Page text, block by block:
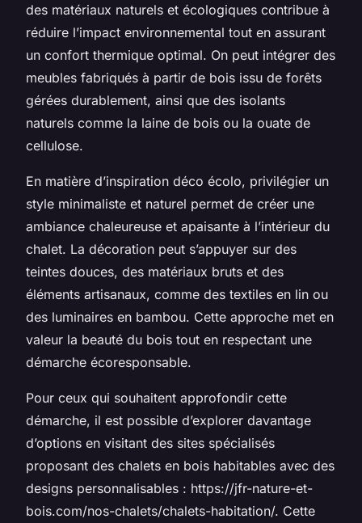
des matériaux naturels et écologiques contribue à
réduire l’impact environnemental tout en assurant
un confort thermique optimal. On peut intégrer des
meubles fabriqués à partir de bois issu de forêts
gérées durablement, ainsi que des isolants
naturels comme la laine de bois ou la ouate de
cellulose.
En matière d’inspiration déco écolo, privilégier un
style minimaliste et naturel permet de créer une
ambiance chaleureuse et apaisante à l’intérieur du
chalet. La décoration peut s’appuyer sur des
teintes douces, des matériaux bruts et des
éléments artisanaux, comme des textiles en lin ou
des luminaires en bambou. Cette approche met en
valeur la beauté du bois tout en respectant une
démarche écoresponsable.
Pour ceux qui souhaitent approfondir cette
démarche, il est possible d’explorer davantage
d’options en visitant des sites spécialisés
proposant des chalets en bois habitables avec des
designs personnalisables : https://jfr-nature-et-
bois.com/nos-chalets/chalets-habitation/. Cette